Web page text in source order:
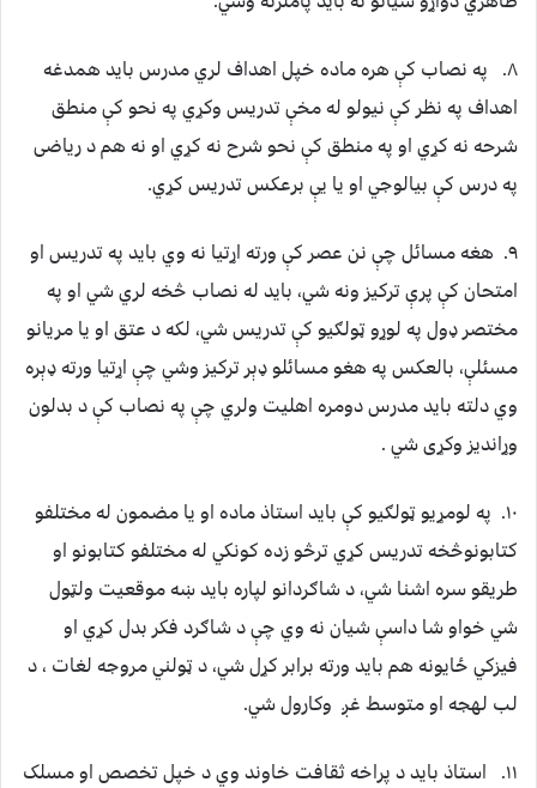
۸. په نصاب کې هره ماده خپل اهداف لري مدرس بايد همدغه
اهداف په نظر کې نيولو له مخې تدريس وکړي په نحو کې منطق
شرحه نه کړي او په منطق کې نحو شرح نه کړي او نه هم د رياضی
په درس کې بيالوجي او يا يې برعکس تدريس کړي.
۹. هغه مسائل چې نن عصر کې ورته اړتيا نه وي بايد په تدريس او
امتحان کې پرې ترکيز ونه شي، بايد له نصاب څخه لري شي او په
مختصر ډول په لوړو ټولګيو کې تدريس شي، لکه د عتق او يا مريانو
مسئلې، بالعکس په هغو مسائلو ډېر ترکيز وشي چې اړتيا ورته ډېره
وي دلته بايد مدرس دومره اهليت ولري چې په نصاب کې د بدلون
وړانديز وکړی شي .
۱۰. په لومړيو ټولګيو کې بايد استاذ ماده او يا مضمون له مختلفو
کتابونوڅخه تدريس کړي ترڅو زده کونکي له مختلفو کتابونو او
طريقو سره اشنا شي، د شاګردانو لپاره بايد ښه موقعيت ولټول
شي خواو شا داسې شيان نه وي چې د شاګرد فکر بدل کړي او
فيزکي ځايونه هم بايد ورته برابر کړل شي، د ټولني مروجه لغات ، د
لب لهجه او متوسط غږ وکارول شي.
۱۱. استاذ بايد د پراخه ثقافت خاوند وي د خپل تخصص او مسلک